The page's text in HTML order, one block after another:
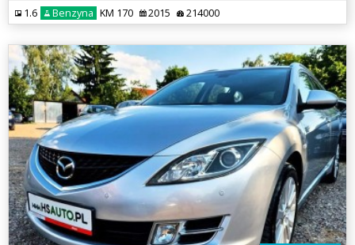
1.6 Benzyna KM 170 2015 214000